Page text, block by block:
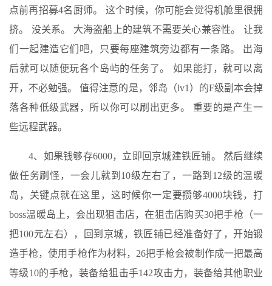
点前再招募4名厨师。 这个时候，你可能会觉得机舱里很拥
挤。 没关系。 大海盗船上的建筑不需要关心兼容性。 让我
们一起建造它们吧，只要每座建筑旁边都有一条路。 出海
后就可以随便玩各个岛屿的任务了。 如果能打，就可以离
开，不必勉强。 值得注意的是，邻岛（lv1）的F级副本会掉
落各种低级武器，所以你可以刷出更多。 重要的是产生一
些远程武器。
4、如果钱够存6000，立即回京城建铁匠铺。 然后继续
做任务刷怪，一会儿就到10级左右了，一路到12级的温暖
岛，关键点就在这里，这时候你一定要攒够4000块钱，打
boss温暖岛上，会出现狙击店，在狙击店购买30把手枪（一
把100元左右），回到京城，铁匠铺已经准备好了，开始锻
造手枪，使用手枪作为材料，26把手枪会被制作成一把最高
等级10的手枪，装备给狙击手142攻击力，装备给其他职业